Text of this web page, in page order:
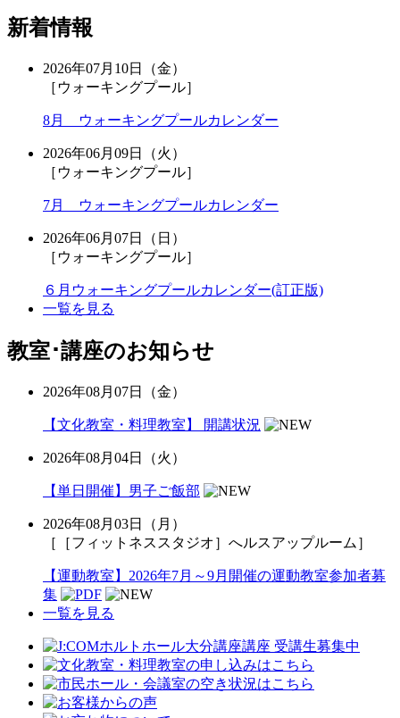
新着情報
2026年07月10日（金）
［ウォーキングプール］
8月 ウォーキングプールカレンダー
2026年06月09日（火）
［ウォーキングプール］
7月 ウォーキングプールカレンダー
2026年06月07日（日）
［ウォーキングプール］
６月ウォーキングプールカレンダー(訂正版)
一覧を見る
教室･講座のお知らせ
2026年08月07日（金）
【文化教室・料理教室】 開講状況
2026年08月04日（火）
【単日開催】男子ご飯部
2026年08月03日（月）
［［フィットネススタジオ］へルスアップルーム］
【運動教室】2026年7月～9月開催の運動教室参加者募
集
一覧を見る